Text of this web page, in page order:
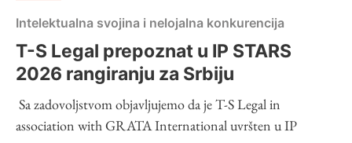
Intelektualna svojina i nelojalna konkurencija
T-S Legal prepoznat u IP STARS
2026 rangiranju za Srbiju
Sa zadovoljstvom objavljujemo da je T-S Legal in
association with GRATA International uvršten u IP